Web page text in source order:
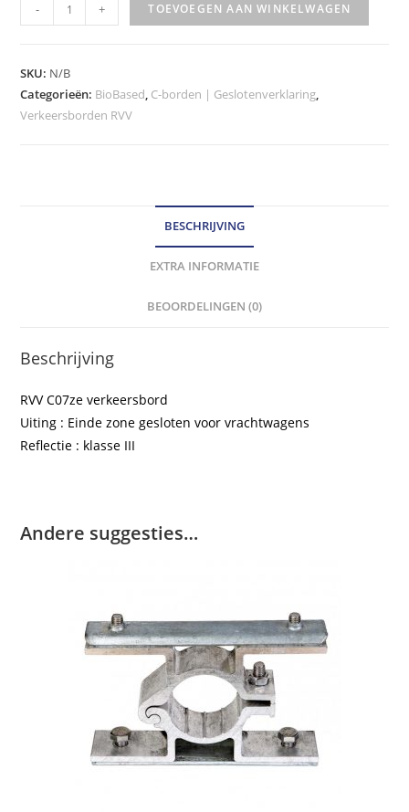
Verkeersbord
model
C07-
ze
- + TOEVOEGEN AAN WINKELWAGEN
SKU: N/B
Categorieën: BioBased, C-borden | Geslotenverklaring,
Verkeersborden RVV
BESCHRIJVING
EXTRA INFORMATIE
BEOORDELINGEN (0)
Beschrijving
RVV C07ze verkeersbord
Uiting : Einde zone gesloten voor vrachtwagens
Reflectie : klasse III
Andere suggesties…